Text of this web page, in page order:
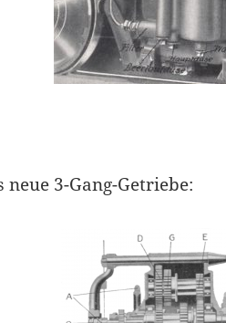
neue 3-Gang-Getriebe: